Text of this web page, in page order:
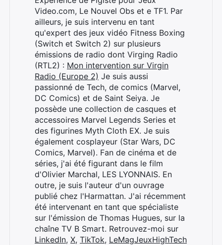
Video.com, Le Nouvel Obs et e TF1. Par
ailleurs, je suis intervenu en tant
qu'expert des jeux vidéo Fitness Boxing
(Switch et Switch 2) sur plusieurs
émissions de radio dont Virging Radio
(RTL2) : Mon intervention sur Virgin
Radio (Europe 2) Je suis aussi
passionné de Tech, de comics (Marvel,
DC Comics) et de Saint Seiya. Je
possède une collection de casques et
accessoires Marvel Legends Series et
des figurines Myth Cloth EX. Je suis
également cosplayeur (Star Wars, DC
Comics, Marvel). Fan de cinéma et de
séries, j'ai été figurant dans le film
d'Olivier Marchal, LES LYONNAIS. En
outre, je suis l'auteur d'un ouvrage
publié chez l'Harmattan. J'ai récemment
été intervenant en tant que spécialiste
sur l'émission de Thomas Hugues, sur la
chaîne TV B Smart. Retrouvez-moi sur
LinkedIn, X, TikTok, LeMagJeuxHighTech
Rechercher
: